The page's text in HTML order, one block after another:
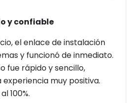
y confiable
el enlace de instalación
y funcionó de inmediato.
fue rápido y sencillo,
experiencia muy positiva.
100%.